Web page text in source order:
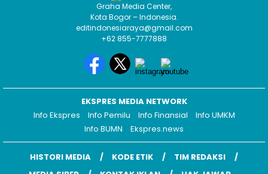
Graha Media Center,
Kota Bogor – Indonesia.
editindonesiaraya@gmail.com
+62 855-7777888
EKSPRES MEDIA NETWORK
Info Ekspres
Info Pemilu Info Finansial
Info UMKM
Info BUMN
Ekspres.news
HISTORI MEDIA KODE ETIK
TIM REDAKSI